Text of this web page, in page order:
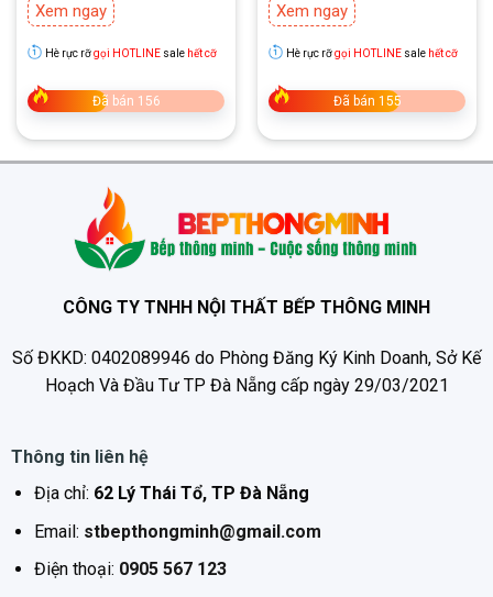
sơn Five siêu bền đẹp.
Fermi SH002 Premiumđược trang bịcông nghệ điều
khiển bằng wifi
động cơ Turbin nhúng dầu, trục cam chạy trên vòng bi
giúp cho máy hút siêu khỏe lên đến 1450m3/h
bịđiều khiển cảm ứng 3 tốc độ
người sử dụng có thể tùy chọn mức độ hút phù hợp với
tuổi và trẻ nhỏ.
Xem ngay
Hè rực rỡgọi HOTLINEsale hết cỡ
Đã bán 156
Xem ngay
Hè rực rỡgọi HOTLINEsale hết cỡ
Đã bán 155
CÔNG TY TNHH NỘI THẤT BẾP THÔNG MINH
Số ĐKKD: 0402089946 do Phòng Đăng Ký Kinh Doanh, Sở Kế
Hoạch Và Đầu Tư TP Đà Nẵng cấp ngày 29/03/2021
Thông tin liên hệ
Địa chỉ: 62 Lý Thái Tổ, TP Đà Nẵng
Email: stbepthongminh@gmail.com
Điện thoại: 0905 567 123